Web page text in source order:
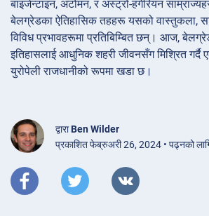
बाइजेन्टाइन, अटोमन, र अस्ट्रो-हंगेरियन
बेलग्रेडका ऐतिहासिक तहहरू यसको वास्तुकला,
विविध प्रभावहरूमा प्रतिबिम्बित छन्। आज,
इतिहासलाई आधुनिक शहरी जीवनसँग मिश्रित गर्दै
युरोपेली राजधानीको रूपमा खडा छ।
द्वाराBen Wilder
प्रकाशित फेब्रुअरी 26, 2024 • पढ्नको